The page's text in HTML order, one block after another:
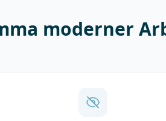
moderner